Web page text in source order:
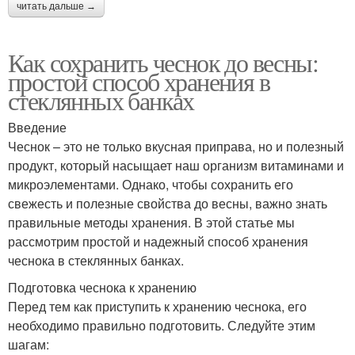
читать дальше →
Как сохранить чеснок до весны:
простой способ хранения в
стеклянных банках
Введение
Чеснок – это не только вкусная приправа, но и полезный
продукт, который насыщает наш организм витаминами и
микроэлементами. Однако, чтобы сохранить его
свежесть и полезные свойства до весны, важно знать
правильные методы хранения. В этой статье мы
рассмотрим простой и надежный способ хранения
чеснока в стеклянных банках.
Подготовка чеснока к хранению
Перед тем как приступить к хранению чеснока, его
необходимо правильно подготовить. Следуйте этим
шагам: